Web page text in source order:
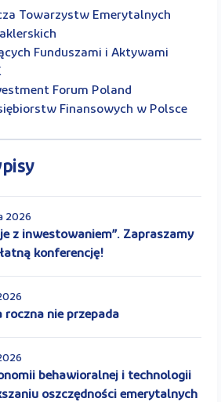
Towarzystw Emerytalnych
Funduszami i Aktywami
Forum Poland
Finansowych w Polsce
2026
z inwestowaniem”. Zapraszamy
konferencję!
roczna nie przepada
behawioralnej i technologii
oszczędności emerytalnych